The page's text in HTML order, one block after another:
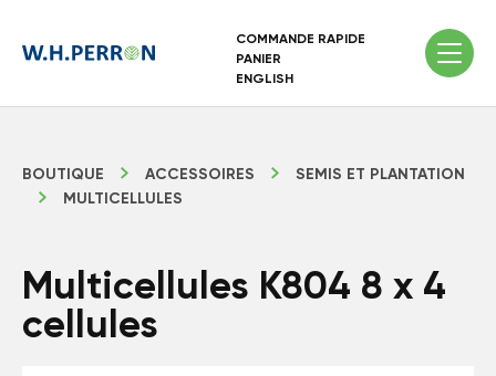
COMMANDE RAPIDE
PANIER
ENGLISH
BOUTIQUE ACCESSOIRES
SEMIS ET PLANTATION
MULTICELLULES
Multicellules K804 8 x 4
cellules